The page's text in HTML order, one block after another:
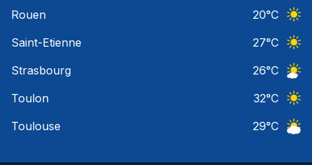
Rouen
20°C
Saint-Etienne
27°C
Strasbourg
26°C
Toulon
32°C
Toulouse
29°C